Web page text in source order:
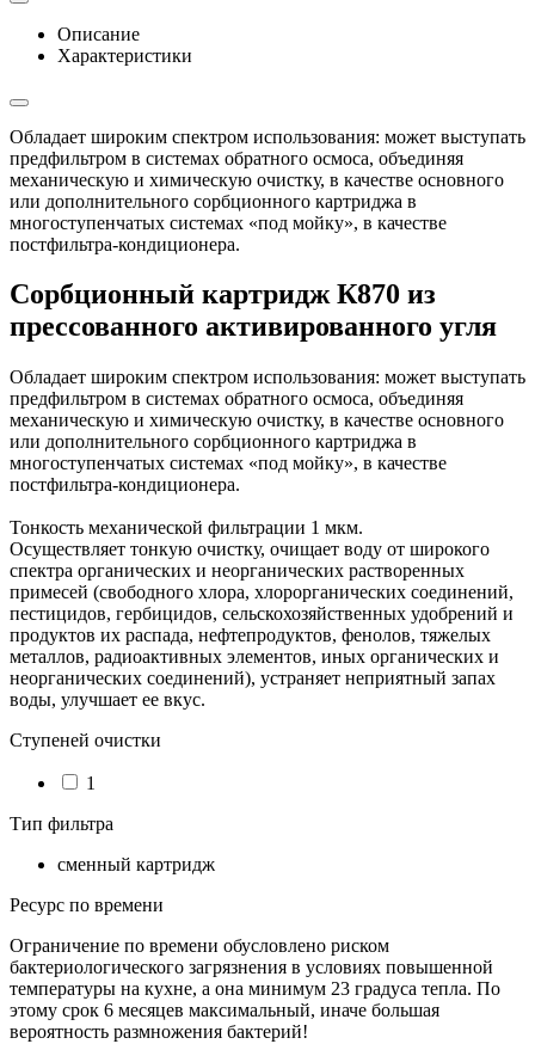
Описание
Характеристики
Обладает широким спектром использования: может выступать
предфильтром в системах обратного осмоса, объединяя
механическую и химическую очистку, в качестве основного
или дополнительного сорбционного картриджа в
многоступенчатых системах «под мойку», в качестве
постфильтра-кондиционера.
Сорбционный картридж К870 из
прессованного активированного угля
Обладает широким спектром использования: может выступать
предфильтром в системах обратного осмоса, объединяя
механическую и химическую очистку, в качестве основного
или дополнительного сорбционного картриджа в
многоступенчатых системах «под мойку», в качестве
постфильтра-кондиционера.
Тонкость механической фильтрации 1 мкм.
Осуществляет тонкую очистку, очищает воду от широкого
спектра органических и неорганических растворенных
примесей (свободного хлора, хлорорганических соединений,
пестицидов, гербицидов, сельскохозяйственных удобрений и
продуктов их распада, нефтепродуктов, фенолов, тяжелых
металлов, радиоактивных элементов, иных органических и
неорганических соединений), устраняет неприятный запах
воды, улучшает ее вкус.
Ступеней очистки
1
Тип фильтра
сменный картридж
Ресурс по времени
Ограничение по времени обусловлено риском
бактериологического загрязнения в условиях повышенной
температуры на кухне, а она минимум 23 градуса тепла. По
этому срок 6 месяцев максимальный, иначе большая
вероятность размножения бактерий!